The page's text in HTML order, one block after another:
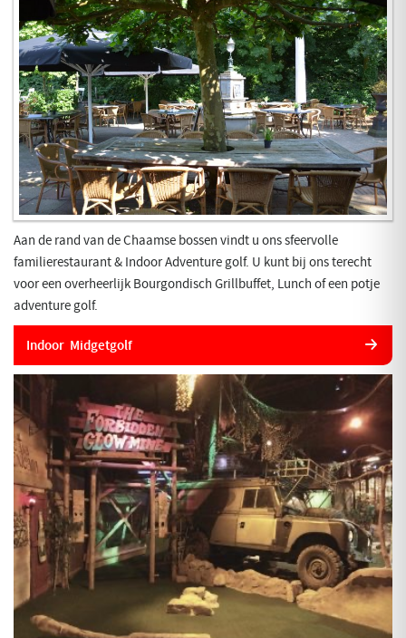
Aan de rand van de Chaamse bossen vindt u ons sfeervolle
familierestaurant & Indoor Adventure golf. U kunt bij ons terecht
voor een overheerlijk Bourgondisch Grillbuffet, Lunch of een potje
adventure golf.
Indoor Midgetgolf